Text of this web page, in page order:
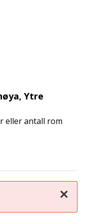
Ytre
eller antall rom